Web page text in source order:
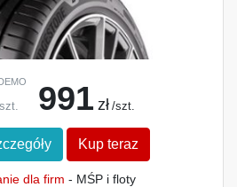
991 zł /szt.
Kup teraz
dla firm - MŚP i floty